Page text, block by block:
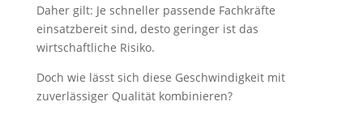
Daher gilt: Je schneller passende Fachkräfte
einsatzbereit sind, desto geringer ist das
wirtschaftliche Risiko.
Doch wie lässt sich diese Geschwindigkeit mit
zuverlässiger Qualität kombinieren?